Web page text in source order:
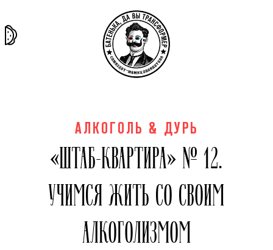
АЛКОГОЛЬ & ДУРЬ
«ШТАБ-КВАРТИРА» № 12.
УЧИМСЯ ЖИТЬ СО СВОИМ
АЛКОГОЛИЗМОМ